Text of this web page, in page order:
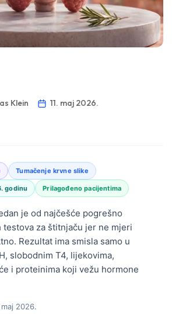
Klein
11. maj 2026.
Tumačenje krvne slike
godinu Prilagođeno pacijentima
je od najčešće pogrešno
testova za štitnjaču jer ne mjeri
Rezultat ima smisla samo u
slobodnim T4, lijekovima,
i proteinima koji vežu hormone
maj 2026.